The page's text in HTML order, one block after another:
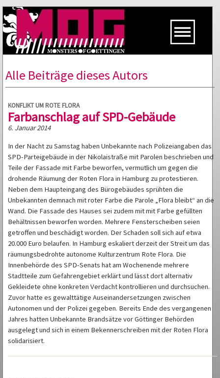
Alle Beiträge dieses Autors
KONFLIKT UM ROTE FLORA
Farbanschlag auf SPD-Gebäude
6. Januar 2014
In der Nacht zu Samstag haben Unbekannte nach Polizeiangaben das
SPD-Parteigebäude in der Nikolaistraße mit Parolen beschrieben und
Teile der Fassade mit Farbe beworfen, vermutlich um gegen die
drohende Räumung der Roten Flora in Hamburg zu protestieren.
Neben dem Haupteingang des Bürogebäudes sprühten die
Unbekannten demnach mit roter Farbe die Parole „Flora bleibt“ an die
Wand. Die Fassade des Hauses sei zudem mit mit Farbe gefüllten
Behältnissen beworfen worden. Mehrere Fensterscheiben seien
getroffen und beschädigt worden. Der Schaden soll sich auf etwa
20.000 Euro belaufen. In Hamburg eskaliert derzeit der Streit um das
räumungsbedrohte autonome Kulturzentrum Rote Flora. Die
Innenbehörde des SPD-Senats hat am Wochenende mehrere
Stadtteile zum Gefahrengebiet erklärt und lässt dort alternativ
Gekleidete ohne konkreten Verdacht kontrollieren und durchsuchen.
Zuvor hatte es gewalttätige Auseinandersetzungen zwischen
Autonomen und der Polizei gegeben. Bereits Ende des vergangenen
Jahres hatten Unbekannte Brandsätze vor Göttinger Behörden
ausgelegt und sich in einem Bekennerschreiben mit der Roten Flora
solidarisiert.